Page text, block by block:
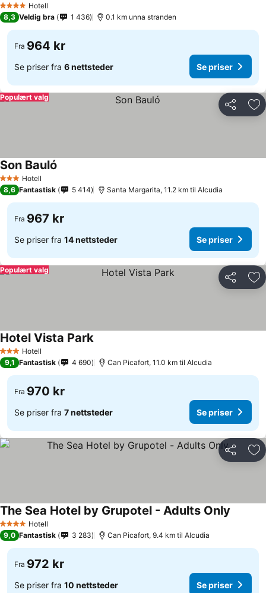
4 StjernerHotell
8,3 Veldig bra 1 436 0.1 km unna stranden
Fra 964 kr
Se priser fra 6 nettsteder Se priser
Del
Populært valg
3 StjernerHotell
Son Bauló
8,6 Fantastisk 5 414 Santa Margarita, 11.2 km til Alcudia
Fra 967 kr
Se priser fra 14 nettsteder Se priser
Del
Populært valg
3 StjernerHotell
Hotel Vista Park
9,1 Fantastisk 4 690 Can Picafort, 11.0 km til Alcudia
Fra 970 kr
Se priser fra 7 nettsteder Se priser
Del
4 StjernerHotell
The Sea Hotel by Grupotel - Adults Only
9,0 Fantastisk 3 283 Can Picafort, 9.4 km til Alcudia
Fra 972 kr
Se priser fra 10 nettsteder Se priser